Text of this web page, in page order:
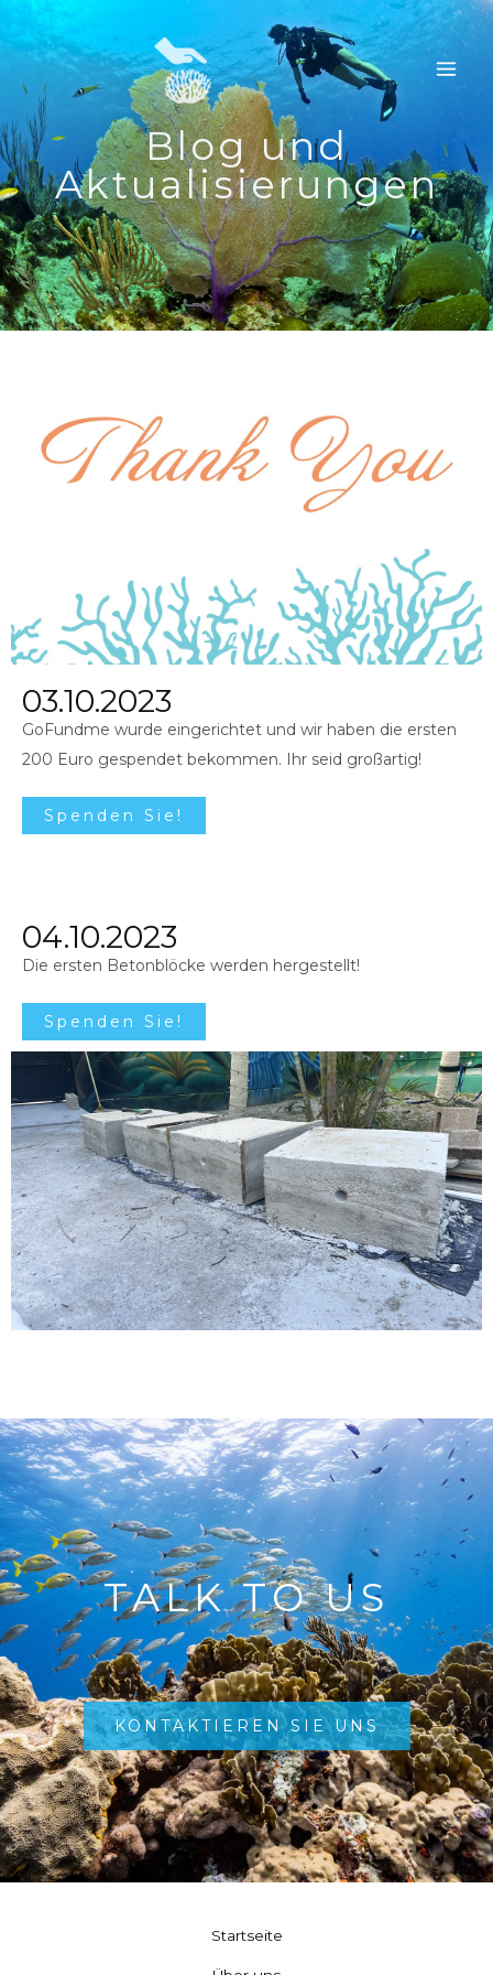
Zum
Inhalt
springen
Blog und
Aktualisierungen
03.10.2023
GoFundme wurde eingerichtet und wir haben die ersten
200 Euro gespendet bekommen. Ihr seid großartig!
Spenden Sie!
04.10.2023
Die ersten Betonblöcke werden hergestellt!
Spenden Sie!
TALK TO US
KONTAKTIEREN SIE UNS
Startseite